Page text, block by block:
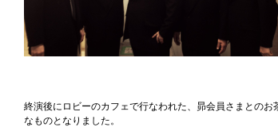
終演後にロビーのカフェで行なわれた、昴会員さまとの
なものとなりました。